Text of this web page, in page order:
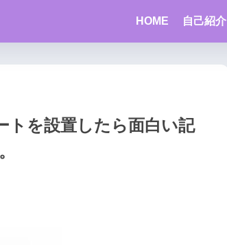
HOME 自己紹介
トを設置したら面白い記